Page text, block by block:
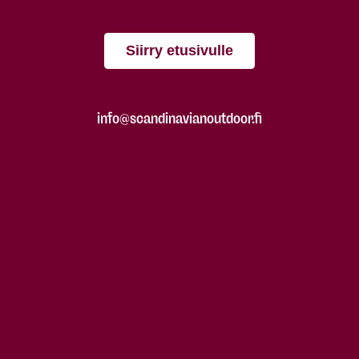
Siirry etusivulle
info@scandinavianoutdoor.fi